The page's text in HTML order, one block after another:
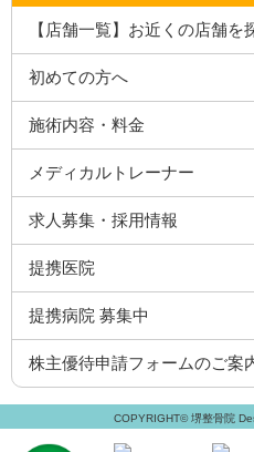
【店舗一覧】お近くの店舗を
初めての方へ
施術内容・料金
メディカルトレーナー
求人募集・採用情報
提携医院
提携病院 募集中
株主優待申請フォームのご案
COPYRIGHT© 堺整骨院